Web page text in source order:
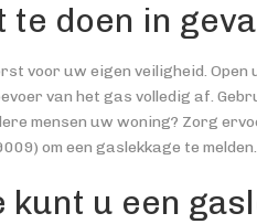
te doen in
voor uw eigen veiligheid.
van het gas volledig af.
mensen uw woning? Zorg
om een gaslekkage te
kunt u een